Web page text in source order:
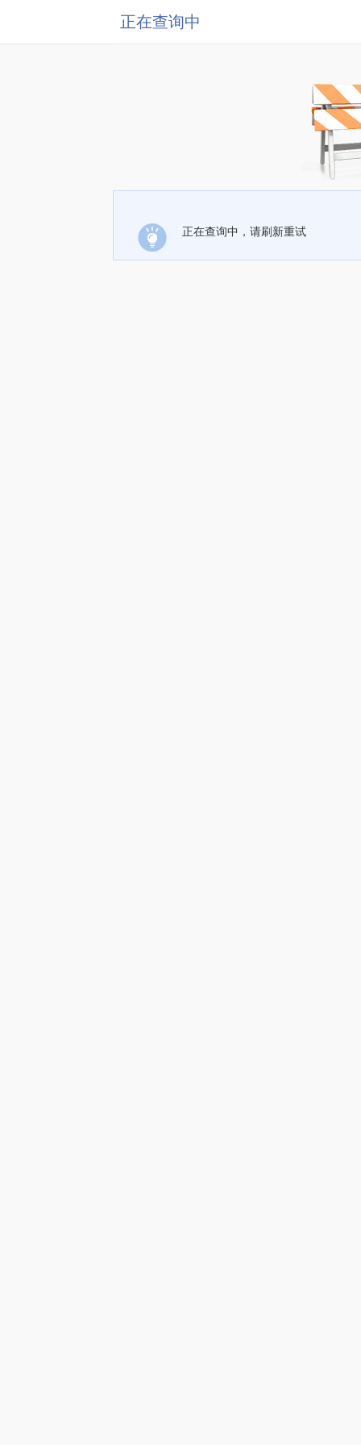
正在查询中
正在查询中，请刷新重试